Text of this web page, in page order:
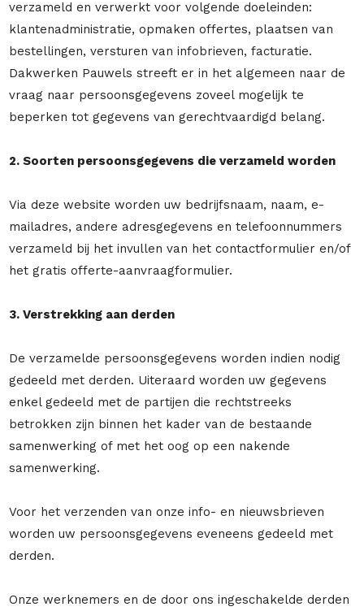
verzameld en verwerkt voor volgende doeleinden:
klantenadministratie, opmaken offertes, plaatsen van
bestellingen, versturen van infobrieven, facturatie.
Dakwerken Pauwels streeft er in het algemeen naar de
vraag naar persoonsgegevens zoveel mogelijk te
beperken tot gegevens van gerechtvaardigd belang.
2. Soorten persoonsgegevens die verzameld worden
Via deze website worden uw bedrijfsnaam, naam, e-
mailadres, andere adresgegevens en telefoonnummers
verzameld bij het invullen van het contactformulier en/of
het gratis offerte-aanvraagformulier.
3. Verstrekking aan derden
De verzamelde persoonsgegevens worden indien nodig
gedeeld met derden. Uiteraard worden uw gegevens
enkel gedeeld met de partijen die rechtstreeks
betrokken zijn binnen het kader van de bestaande
samenwerking of met het oog op een nakende
samenwerking.
Voor het verzenden van onze info- en nieuwsbrieven
worden uw persoonsgegevens eveneens gedeeld met
derden.
Onze werknemers en de door ons ingeschakelde derden